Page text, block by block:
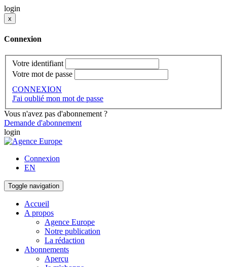
login
x
Connexion
Votre identifiant
Votre mot de passe
CONNEXION
J'ai oublié mon mot de passe
Vous n'avez pas d'abonnement ?
Demande d'abonnement
login
Connexion
EN
Toggle navigation
Accueil
A propos
Agence Europe
Notre publication
La rédaction
Abonnements
Aperçu